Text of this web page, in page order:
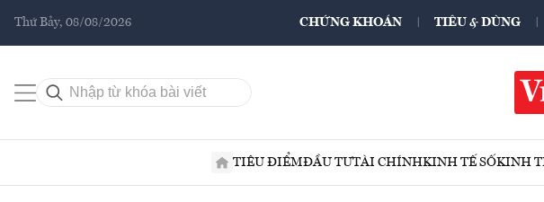
Thứ Bảy, 08/08/2026 CHỨNG KHOÁN TIÊU & DÙNG
TIÊU ĐIỂMĐẦU TƯTÀI CHÍNHKINH TẾ SỐKINH